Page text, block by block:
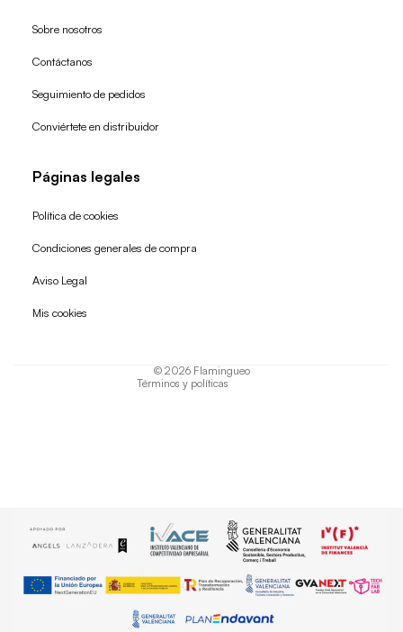
Sobre nosotros
Contáctanos
Seguimiento de pedidos
Conviértete en distribuidor
Páginas legales
Política de cookies
Condiciones generales de compra
Aviso Legal
Mis cookies
© 2026 Flamingueo
Términos y políticas